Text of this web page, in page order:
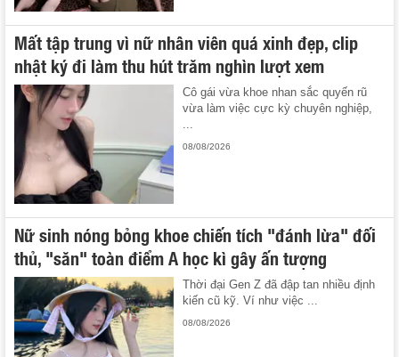
Mất tập trung vì nữ nhân viên quá xinh đẹp, clip
nhật ký đi làm thu hút trăm nghìn lượt xem
Cô gái vừa khoe nhan sắc quyến rũ
vừa làm việc cực kỳ chuyên nghiệp,
08/08/2026
Nữ sinh nóng bỏng khoe chiến tích "đánh lừa" đối
thủ, "săn" toàn điểm A học kì gây ấn tượng
Thời đại Gen Z đã đập tan nhiều định
kiến cũ kỹ. Ví như việc ...
08/08/2026